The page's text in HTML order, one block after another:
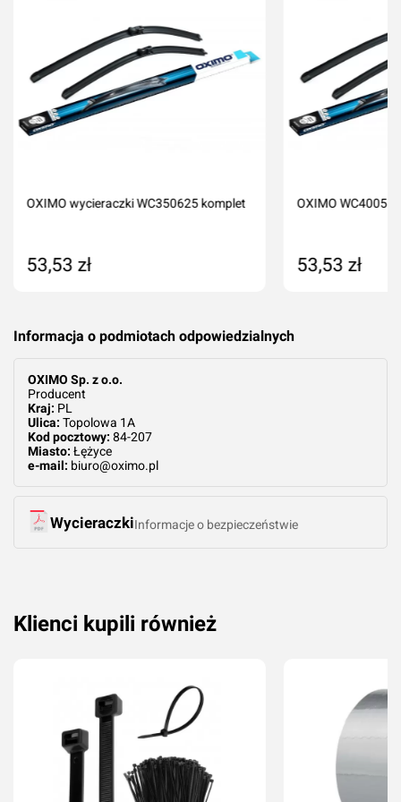
Komentarz*
OXIMO wycieraczki WC350625 komplet
53,53 zł
OXIMO
53,53 zł
Informacja o podmiotach odpowiedzialnych
OXIMO Sp. z o.o.
Producent
Kraj: PL
Ulica: Topolowa 1A
Kod pocztowy: 84-207
Miasto: Łężyce
e-mail: biuro@oximo.pl
WycieraczkiInformacje o bezpieczeństwie
Klienci kupili również